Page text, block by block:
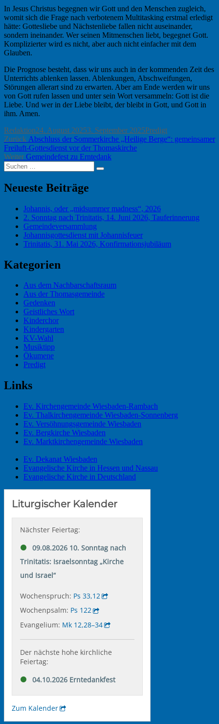
In Jesus Christus begegnen wir Gott und den Menschen zugleich,
womit sich die Frage nach verbotenem Multitasking erstmal erledigt
hätte: Gottesliebe und Nächstenliebe fallen nicht auseinander,
sondern ineinander. Wer seinen Mitmenschen liebt, begegnet Gott.
Komplizierter wird es nicht, aber auch nicht einfacher mit dem
Glauben.
Die Prognose besteht, dass wir uns auch in der kommenden Zeit des
Unterrichts ablenken lassen. Ablenkungen, Abschweifungen,
Störungen allerart sind zu erwarten. Aber am Ende werden wir uns
von Gott rufen lassen und unter sein Wort versammeln: Gott ist die
Liebe. Und wer in der Liebe bleibt, der bleibt in Gott, und Gott in
ihm. Amen.
Autor
RedaktionVeröffentlicht
am
24. August 20253. September 2025Kategorien
Predigt
Beitragsnavigation
Zurück Vorheriger
Beitrag:
Abschluss der Sommerkirche „Heilige Berge“: gemeinsamer
Freiluft-Gottesdienst vor der Thomaskirche
Weiter Nächster
Beitrag:
Gemeindefest zu Erntedank
Suchen
nach:
Suchen
Neueste Beiträge
Johannis, oder „midsummer madness“, 2026
2. Sonntag nach Trinitatis, 14. Juni 2026, Tauferinnerung
Gemeindeversammlung
Johannisgottesdienst mit Johannisfeuer
Trinitatis, 31. Mai 2026, Konfirmationsjubiläum
Kategorien
Aus dem Nachbarschaftsraum
Aus der Thomasgemeinde
Gedenken
Geistliches Wort
Kinderchor
Kindergarten
KV-Wahl
Musiktipp
Ökumene
Predigt
Links
Ev. Kirchengemeinde Wiesbaden-Rambach
Ev. Thalkirchengemeinde Wiesbaden-Sonnenberg
Ev. Versöhnungsgemeinde Wiesbaden
Ev. Bergkirche Wiesbaden
Ev. Marktkirchengemeinde Wiesbaden
Ev. Dekanat Wiesbaden
Evangelische Kirche in Hessen und Nassau
Evangelische Kirche in Deutschland